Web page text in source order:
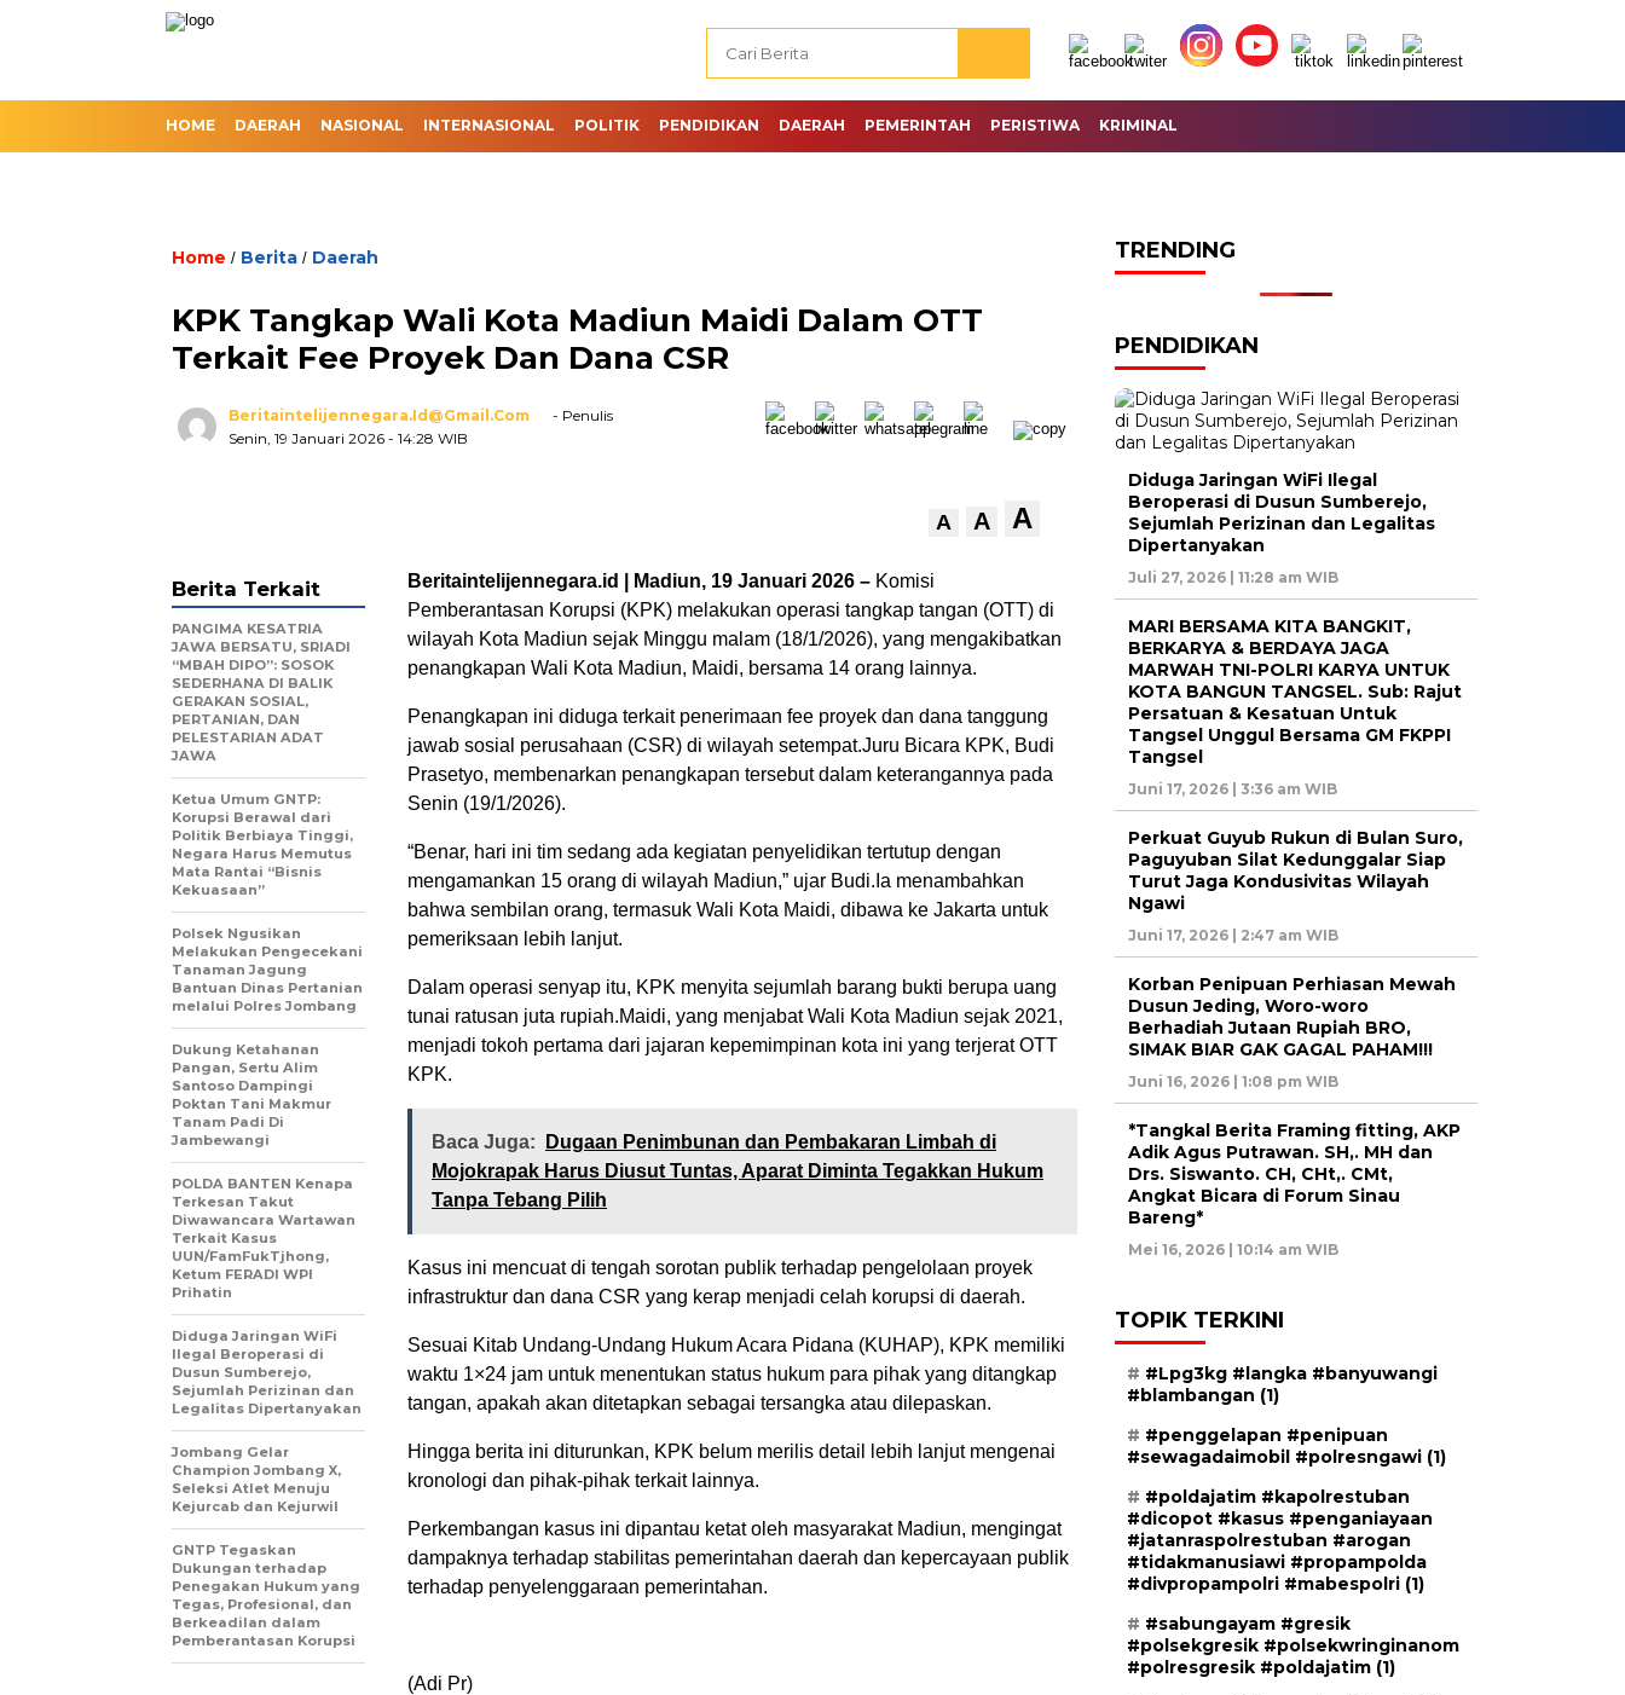
HOME DAERAH NASIONAL INTERNASIONAL POLITIK PENDIDIKAN DAERAH PEMERINTAH PERISTIWA KRIMINAL
Home / Berita / Daerah
KPK Tangkap Wali Kota Madiun Maidi Dalam OTT
Terkait Fee Proyek Dan Dana CSR
Beritaintelijennegara.id@gmail.com
- Penulis
Senin, 19 Januari 2026 - 14:28 WIB
A A A
Beritaintelijennegara.id | Madiun, 19 Januari 2026 – Komisi
Pemberantasan Korupsi (KPK) melakukan operasi tangkap tangan (OTT) di
wilayah Kota Madiun sejak Minggu malam (18/1/2026), yang mengakibatkan
penangkapan Wali Kota Madiun, Maidi, bersama 14 orang lainnya.
Penangkapan ini diduga terkait penerimaan fee proyek dan dana tanggung
jawab sosial perusahaan (CSR) di wilayah setempat.Juru Bicara KPK, Budi
Prasetyo, membenarkan penangkapan tersebut dalam keterangannya pada
Senin (19/1/2026).
“Benar, hari ini tim sedang ada kegiatan penyelidikan tertutup dengan
mengamankan 15 orang di wilayah Madiun,” ujar Budi.Ia menambahkan
bahwa sembilan orang, termasuk Wali Kota Maidi, dibawa ke Jakarta untuk
pemeriksaan lebih lanjut.
Dalam operasi senyap itu, KPK menyita sejumlah barang bukti berupa uang
tunai ratusan juta rupiah.Maidi, yang menjabat Wali Kota Madiun sejak 2021,
menjadi tokoh pertama dari jajaran kepemimpinan kota ini yang terjerat OTT
KPK.
Baca Juga:
Dugaan Penimbunan dan Pembakaran Limbah di
Mojokrapak Harus Diusut Tuntas, Aparat Diminta Tegakkan Hukum
Tanpa Tebang Pilih
Kasus ini mencuat di tengah sorotan publik terhadap pengelolaan proyek
infrastruktur dan dana CSR yang kerap menjadi celah korupsi di daerah.
Sesuai Kitab Undang-Undang Hukum Acara Pidana (KUHAP), KPK memiliki
waktu 1×24 jam untuk menentukan status hukum para pihak yang ditangkap
tangan, apakah akan ditetapkan sebagai tersangka atau dilepaskan.
Hingga berita ini diturunkan, KPK belum merilis detail lebih lanjut mengenai
kronologi dan pihak-pihak terkait lainnya.
Perkembangan kasus ini dipantau ketat oleh masyarakat Madiun, mengingat
dampaknya terhadap stabilitas pemerintahan daerah dan kepercayaan publik
terhadap penyelenggaraan pemerintahan.
(Adi Pr)
Berita Terkait
PANGIMA KESATRIA
JAWA BERSATU, SRIADI
“MBAH DIPO”: SOSOK
SEDERHANA DI BALIK
GERAKAN SOSIAL,
PERTANIAN, DAN
PELESTARIAN ADAT
JAWA
Ketua Umum GNTP:
Korupsi Berawal dari
Politik Berbiaya Tinggi,
Negara Harus Memutus
Mata Rantai “Bisnis
Kekuasaan”
Polsek Ngusikan
Melakukan Pengecekani
Tanaman Jagung
Bantuan Dinas Pertanian
melalui Polres Jombang
Dukung Ketahanan
Pangan, Sertu Alim
Santoso Dampingi
Poktan Tani Makmur
Tanam Padi Di
Jambewangi
POLDA BANTEN Kenapa
Terkesan Takut
Diwawancara Wartawan
Terkait Kasus
UUN/FamFukTjhong,
Ketum FERADI WPI
Prihatin
Diduga Jaringan WiFi
Ilegal Beroperasi di
Dusun Sumberejo,
Sejumlah Perizinan dan
Legalitas Dipertanyakan
Jombang Gelar
Champion Jombang X,
Seleksi Atlet Menuju
Kejurcab dan Kejurwil
GNTP Tegaskan
Dukungan terhadap
Penegakan Hukum yang
Tegas, Profesional, dan
Berkeadilan dalam
Pemberantasan Korupsi
TRENDING
PENDIDIKAN
Diduga Jaringan WiFi Ilegal
Beroperasi di Dusun Sumberejo,
Sejumlah Perizinan dan Legalitas
Dipertanyakan
Juli 27, 2026 | 11:28 am WIB
MARI BERSAMA KITA BANGKIT,
BERKARYA & BERDAYA JAGA
MARWAH TNI-POLRI KARYA UNTUK
KOTA BANGUN TANGSEL. Sub: Rajut
Persatuan & Kesatuan Untuk
Tangsel Unggul Bersama GM FKPPI
Tangsel
Juni 17, 2026 | 3:36 am WIB
Perkuat Guyub Rukun di Bulan Suro,
Paguyuban Silat Kedunggalar Siap
Turut Jaga Kondusivitas Wilayah
Ngawi
Juni 17, 2026 | 2:47 am WIB
Korban Penipuan Perhiasan Mewah
Dusun Jeding, Woro-woro
Berhadiah Jutaan Rupiah BRO,
SIMAK BIAR GAK GAGAL PAHAM!!!
Juni 16, 2026 | 1:08 pm WIB
*Tangkal Berita Framing fitting, AKP
Adik Agus Putrawan. SH,. MH dan
Drs. Siswanto. CH, CHt,. CMt,
Angkat Bicara di Forum Sinau
Bareng*
Mei 16, 2026 | 10:14 am WIB
TOPIK TERKINI
#Lpg3kg #langka #banyuwangi
#blambangan (1)
#penggelapan #penipuan
#sewagadaimobil #polresngawi (1)
#poldajatim #kapolrestuban
#dicopot #kasus #penganiayaan
#jatanraspolrestuban #arogan
#tidakmanusiawi #propampolda
#divpropampolri #mabespolri (1)
#sabungayam #gresik
#polsekgresik #polsekwringinanom
#polresgresik #poldajatim (1)